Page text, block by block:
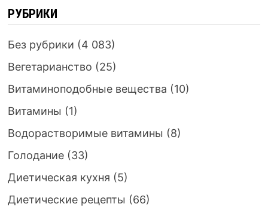
РУБРИКИ
Без рубрики (4 083)
Вегетарианство (25)
Витаминоподобные вещества (10)
Витамины (1)
Водорастворимые витамины (8)
Голодание(33)
Диетическая кухня (5)
Диетические рецепты (66)